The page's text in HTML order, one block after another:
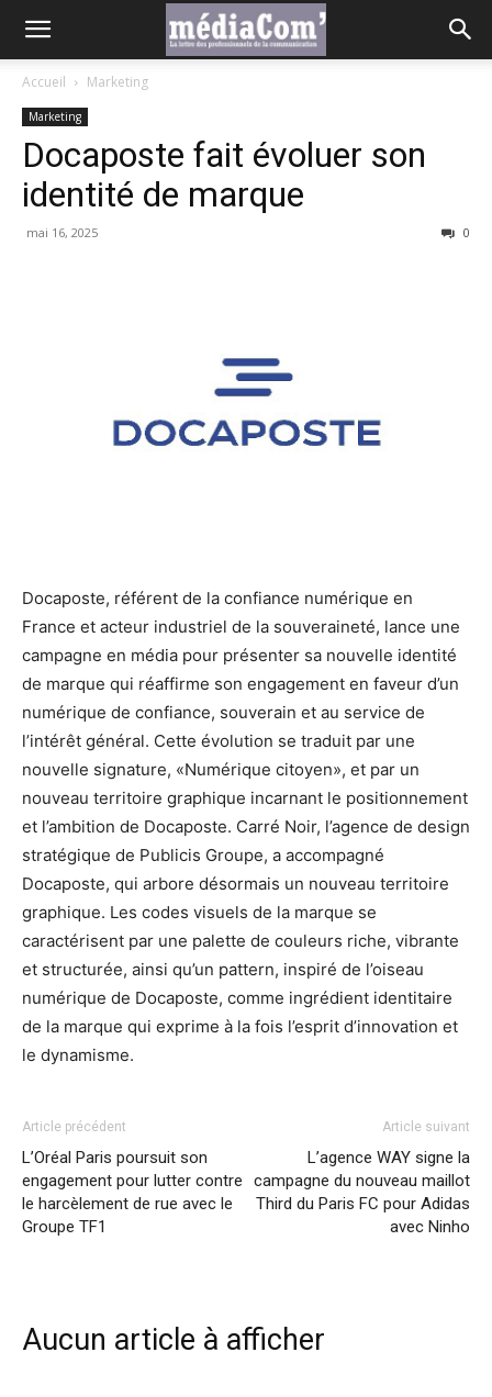
Accueil Marketing
Marketing
Docaposte fait évoluer son
identité de marque
mai 16, 2025 0
Docaposte, référent de la confiance numérique en
France et acteur industriel de la souveraineté, lance une
campagne en média pour présenter sa nouvelle identité
de marque qui réaffirme son engagement en faveur d’un
numérique de confiance, souverain et au service de
l’intérêt général. Cette évolution se traduit par une
nouvelle signature, «Numérique citoyen», et par un
nouveau territoire graphique incarnant le positionnement
et l’ambition de Docaposte. Carré Noir, l’agence de design
stratégique de Publicis Groupe, a accompagné
Docaposte, qui arbore désormais un nouveau territoire
graphique. Les codes visuels de la marque se
caractérisent par une palette de couleurs riche, vibrante
et structurée, ainsi qu’un pattern, inspiré de l’oiseau
numérique de Docaposte, comme ingrédient identitaire
de la marque qui exprime à la fois l’esprit d’innovation et
le dynamisme.
Article précédent
L’Oréal Paris poursuit son
engagement pour lutter contre
le harcèlement de rue avec le
Groupe TF1
Article suivant
L’agence WAY signe la
campagne du nouveau maillot
Third du Paris FC pour Adidas
avec Ninho
Aucun article à afficher